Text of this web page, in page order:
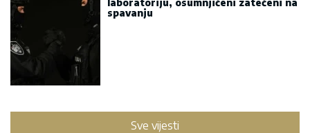
spavanju
Sve vijesti